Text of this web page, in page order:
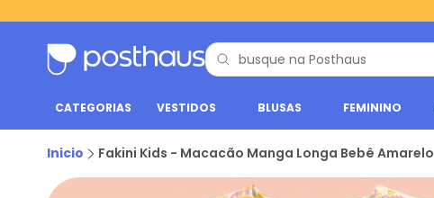
CATEGORIAS VESTIDOS BLUSAS FEMININO
Inicio Fakini Kids - Macacão Manga Longa Bebê Amarelo